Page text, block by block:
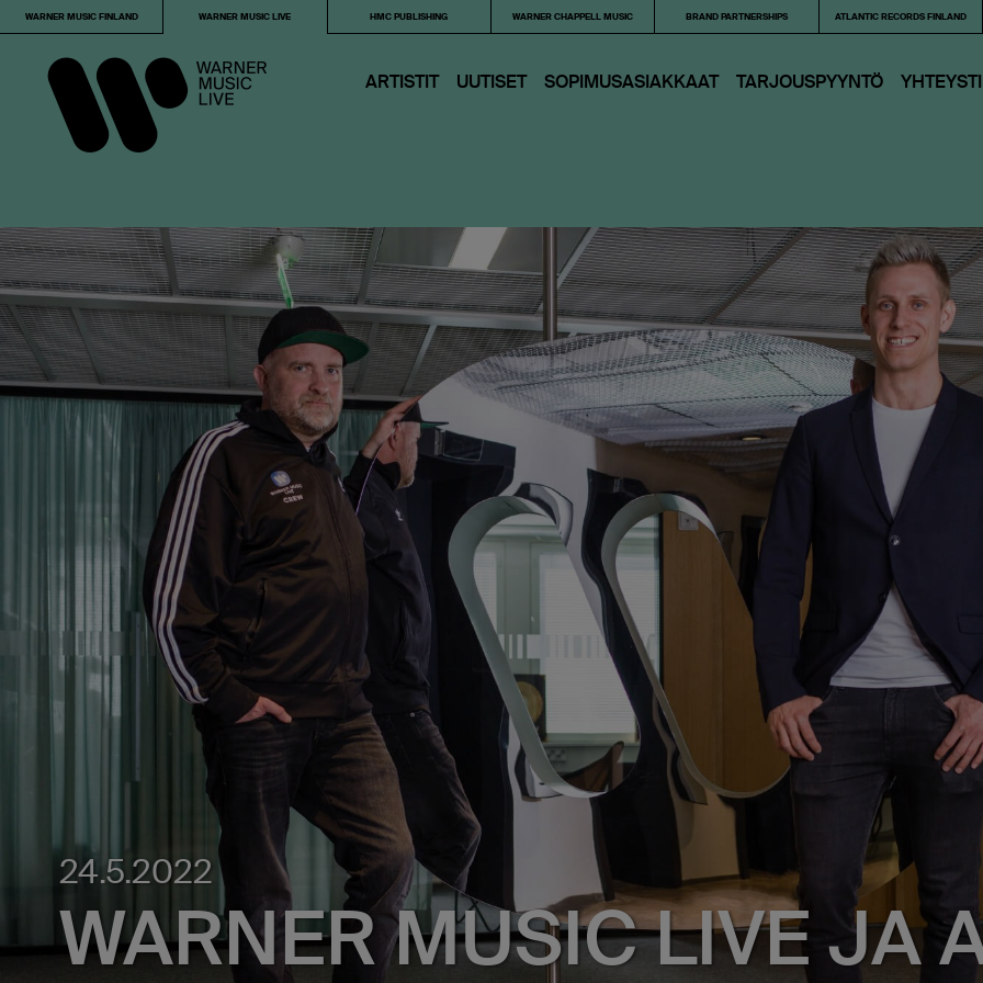
WARNER MUSIC FINLAND WARNER MUSIC LIVE HMC PUBLISHING WARNER CHAPPELL MUSIC BRAND PARTNERSHIPS ATLANTIC RECORDS FINLAND
ARTISTIT UUTISET SOPIMUSASIAKKAAT TARJOUS­PYYNTÖ
24.5.2022
WARNER MUSIC LIVE JA